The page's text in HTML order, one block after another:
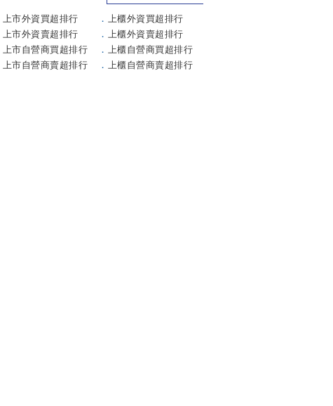
上市外資買超排行
上市外資賣超排行
上市自營商買超排行
上市自營商賣超排行
． 上櫃外資買超排行
． 上櫃外資賣超排行
． 上櫃自營商買超排行
． 上櫃自營商賣超排行